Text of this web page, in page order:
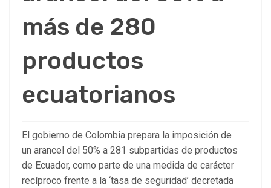
más de 280
productos
ecuatorianos
El gobierno de Colombia prepara la imposición de
un arancel del 50% a 281 subpartidas de productos
de Ecuador, como parte de una medida de carácter
recíproco frente a la ‘tasa de seguridad’ decretada